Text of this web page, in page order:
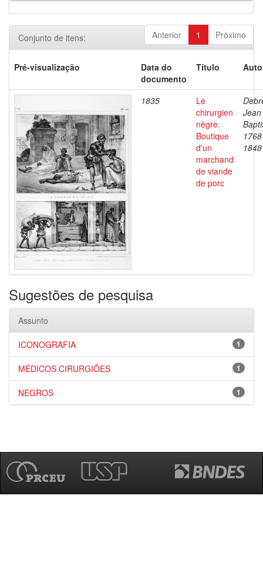
Anterior 1 Próximo
Conjunto de itens:
Pré-visualização
Data do
documento
Título
1835
Le
chirurgien
nègre.
Boutique
d'un
marchand
de viande
de porc
Jean
1848
Sugestões de pesquisa
Assunto
1
ICONOGRAFIA
1
MÉDICOS CIRURGIÕES
1
NEGROS